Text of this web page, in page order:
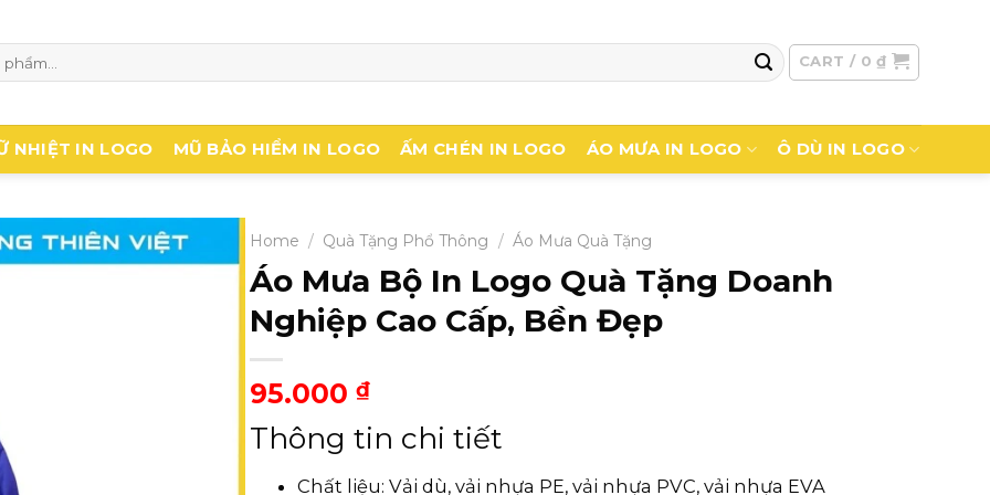
CART / 0₫
NHIỆT IN LOGO MŨ BẢO HIỂM IN LOGO ẤM CHÉN IN LOGO ÁO MƯA IN LOGO Ô DÙ IN LOGO
Home / Quà Tặng Phổ Thông / Áo Mưa Quà Tặng
Áo Mưa Bộ In Logo Quà Tặng Doanh
Nghiệp Cao Cấp, Bền Đẹp
95.000 ₫
Thông tin chi tiết
Chất liệu: Vải dù, vải nhựa PE, vải nhựa PVC, vải nhựa EVA